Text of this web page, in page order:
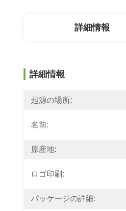
詳細情報
詳細情報
起源の場所:
名前:
原産地:
ロゴ印刷:
パッケージの詳細: